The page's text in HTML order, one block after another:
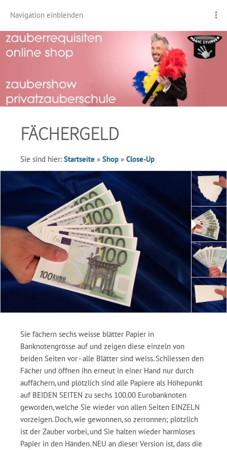
Navigation einblenden
FÄCHERGELD
Sie sind hier: Startseite » Shop » Close-Up
Sie fächern sechs weisse blätter Papier in
Banknotengrösse auf und zeigen diese einzeln von
beiden Seiten vor - alle Blätter sind weiss. Schliessen den
Fächer und öffnen ihn erneut in einer Hand nur durch
auffächern, und plötzlich sind alle Papiere als Höhepunkt
auf BEIDEN SEITEN zu sechs 100.00 Eurobanknoten
geworden, welche Sie wieder von allen Seiten EINZELN
vorzeigen. Doch, wie gewonnen, so zerronnen; plötzlich
ist der Zauber vorbei, und Sie halten wieder harmloses
Papier in den Händen. NEU an dieser Version ist, dass die